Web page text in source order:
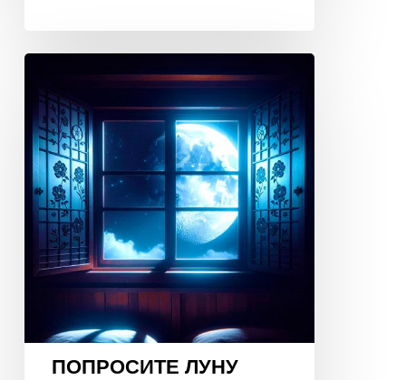
ЛУНУ
ИСПОЛНИТЬ
ВАШУ
МЕЧТУ!
19
января
2026
года,
ПОПРОСИТЕ ЛУНУ